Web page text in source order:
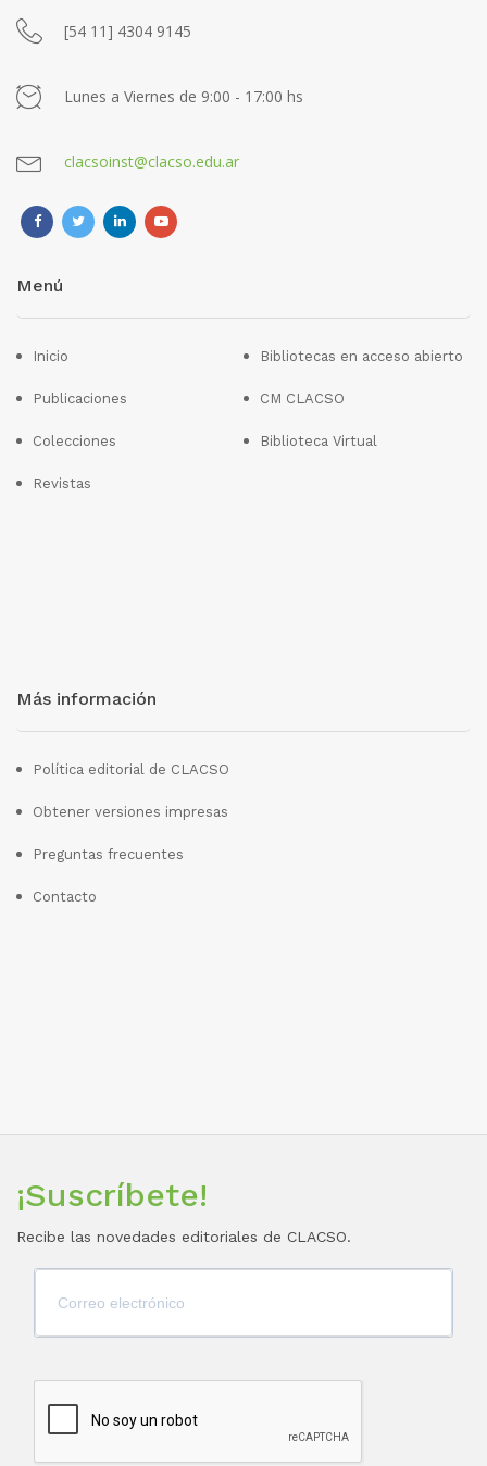
[54 11] 4304 9145
Lunes a Viernes de 9:00 - 17:00 hs
clacsoinst@clacso.edu.ar
Menú
Inicio
Publicaciones
Colecciones
Revistas
Bibliotecas en acceso abierto
CM CLACSO
Biblioteca Virtual
Más información
Política editorial de CLACSO
Obtener versiones impresas
Preguntas frecuentes
Contacto
¡Suscríbete!
Recibe las novedades editoriales de CLACSO.